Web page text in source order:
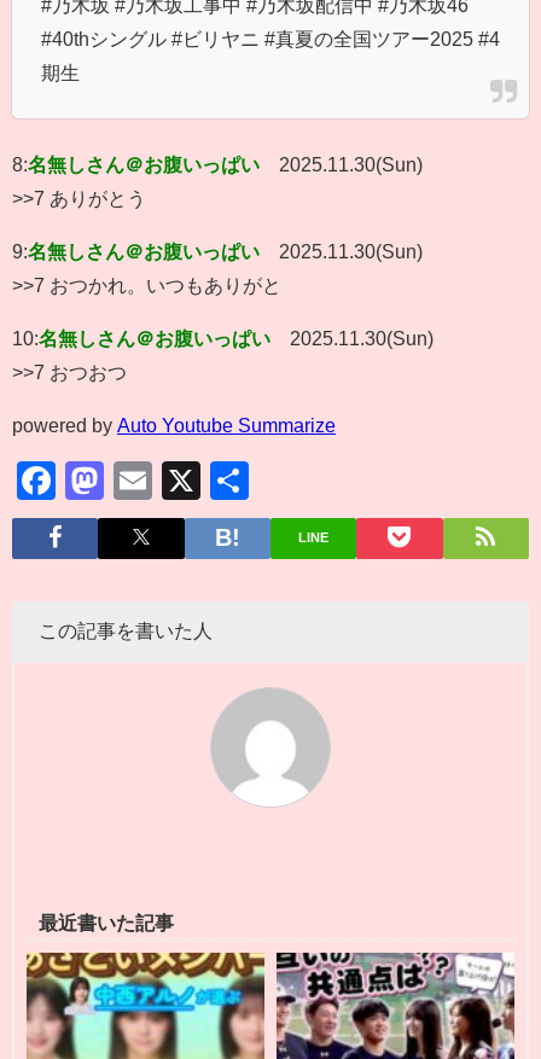
#乃木坂 #乃木坂工事中 #乃木坂配信中 #乃木坂46
#40thシングル #ビリヤニ #真夏の全国ツアー2025 #4
期生
8:名無しさん＠お腹いっぱい
2025.11.30(Sun)
>>7 ありがとう
9:名無しさん＠お腹いっぱい
2025.11.30(Sun)
>>7 おつかれ。いつもありがと
10:名無しさん＠お腹いっぱい
2025.11.30(Sun)
>>7 おつおつ
powered by Auto Youtube Summarize
Facebook
Mastodon
Email
X
有
LINE
この記事を書いた人
最近書いた記事